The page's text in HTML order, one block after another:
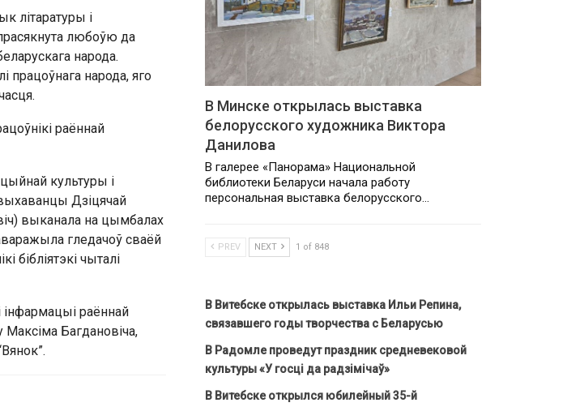
літаратуры і
любоўю да
народа.
працоўнага народа, яго
раённай
культуры і
выхаванцы Дзіцячай
выканала на цымбалах
гледачоў сваёй
бібліятэкі чыталі
інфармацыі раённай
Багдановіча,
В Минске открылась выставка
белорусского художника Виктора
Данилова
В галерее «Панорама» Национальной
библиотеки Беларуси начала работу
персональная выставка белорусского…
PREV NEXT 1 of 848
В Витебске открылась выставка Ильи Репина,
связавшего годы творчества с Беларусью
В Радомле проведут праздник средневековой
культуры «У госці да радзімічаў»
В Витебске открылся юбилейный 35-й